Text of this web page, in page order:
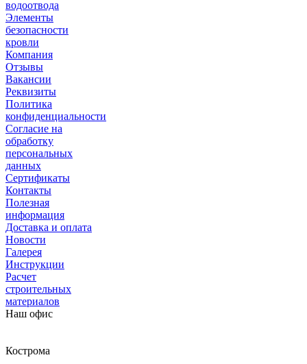
водоотвода
Элементы
безопасности
кровли
Компания
Отзывы
Вакансии
Реквизиты
Политика
конфиденциальности
Согласие на
обработку
персональных
данных
Сертификаты
Контакты
Полезная
информация
Доставка и оплата
Новости
Галерея
Инструкции
Расчет
строительных
материалов
Наш офис
Кострома